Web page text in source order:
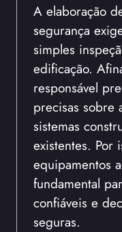
A elaboração
segurança
simples
edificação.
responsável
precisas sobre
sistemas
existentes. Por
equipamentos
fundamental
confiáveis e
seguras.